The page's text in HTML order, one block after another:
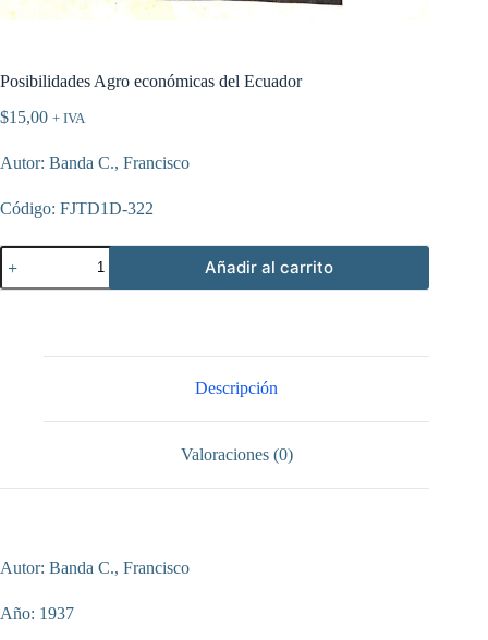
Posibilidades Agro económicas del Ecuador
$15,00 + IVA
Autor: Banda C., Francisco
Código: FJTD1D-322
Posibilidades
Agro
económicas
Añadir al carrito
Descripción
Valoraciones (0)
Autor: Banda C., Francisco
Año: 1937